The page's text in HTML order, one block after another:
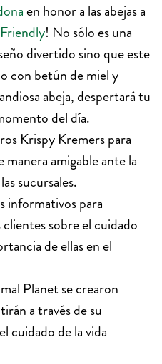
en honor a las abejas a
! No sólo es una
divertido sino que este
con betún de miel y
abeja, despertará tu
del día.
Krispy Kremers para
amigable ante la
sucursales.
informativos para
sobre el cuidado
de ellas en el
Planet se crearon
a través de su
cuidado de la vida